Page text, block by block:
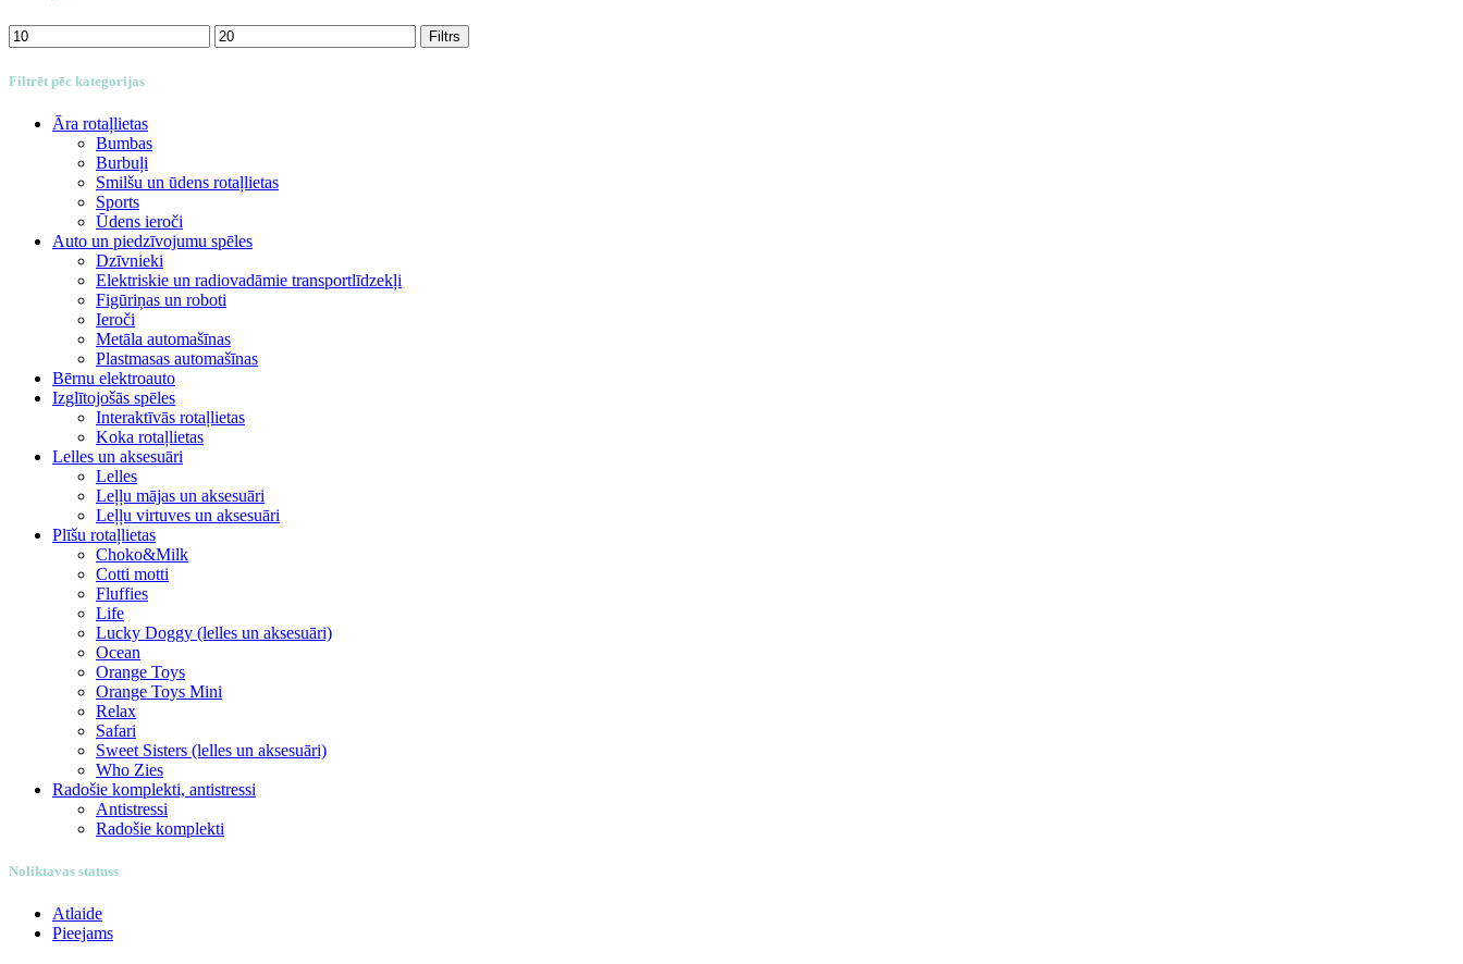
Min.
cena
Maks.
cena
Filtrs
Filtrēt pēc kategorijas
Āra rotaļlietas
Bumbas
Burbuļi
Smilšu un ūdens rotaļlietas
Sports
Ūdens ieroči
Auto un piedzīvojumu spēles
Dzīvnieki
Elektriskie un radiovadāmie transportlīdzekļi
Figūriņas un roboti
Ieroči
Metāla automašīnas
Plastmasas automašīnas
Bērnu elektroauto
Izglītojošās spēles
Interaktīvās rotaļlietas
Koka rotaļlietas
Lelles un aksesuāri
Lelles
Leļļu mājas un aksesuāri
Leļļu virtuves un aksesuāri
Plīšu rotaļlietas
Choko&Milk
Cotti motti
Fluffies
Life
Lucky Doggy (lelles un aksesuāri)
Ocean
Orange Toys
Orange Toys Mini
Relax
Safari
Sweet Sisters (lelles un aksesuāri)
Who Zies
Radošie komplekti, antistressi
Antistressi
Radošie komplekti
Noliktavas statuss
Atlaide
Pieejams